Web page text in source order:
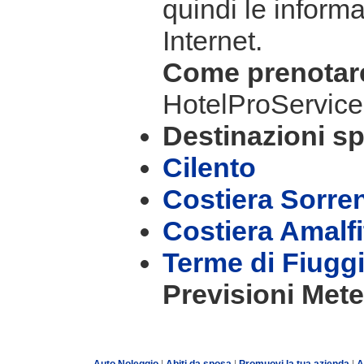
quindi le
Internet.
Come
Destinazioni
Cilento
Costiera
Costiera
Terme di Fiuggi
Previsioni